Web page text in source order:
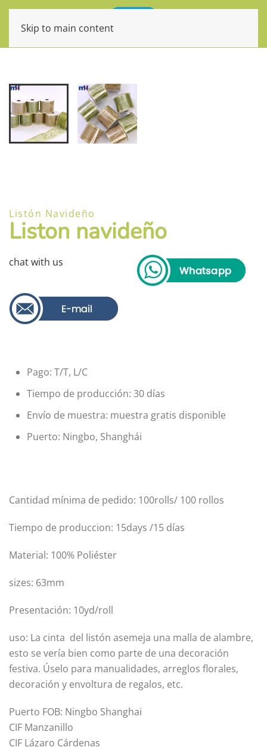
Skip to main content
Listón Navideño
Liston navideño
chat with us
Pago: T/T, L/C
Tiempo de producción: 30 días
Envío de muestra: muestra gratis disponible
Puerto: Ningbo, Shanghái
Cantidad mínima de pedido: 100rolls/ 100 rollos
Tiempo de produccion: 15days /15 días
Material: 100% Poliéster
sizes: 63mm
Presentación: 10yd/roll
uso: La cinta del listón asemeja una malla de alambre,
esto se vería bien como parte de una decoración
festiva. Úselo para manualidades, arreglos florales,
decoración y envoltura de regalos, etc.
Puerto FOB: Ningbo Shanghai
CIF Manzanillo
CIF Lázaro Cárdenas